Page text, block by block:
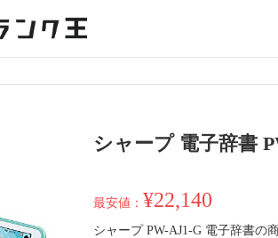
シャープ 電子辞書
最安値： ¥22,140
シャープ PW-AJ1-G 電子辞書の